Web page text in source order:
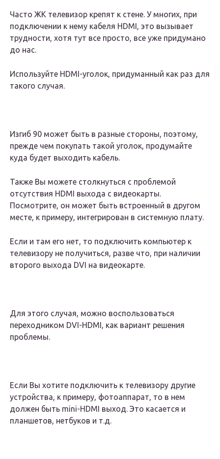
Часто ЖК телевизор крепят к стене. У многих, при
подключении к нему кабеля HDMI, это вызывает
трудности, хотя тут все просто, все уже придумано
до нас.
Используйте HDMI-уголок, придуманный как раз для
такого случая.
Изгиб 90 может быть в разные стороны, поэтому,
прежде чем покупать такой уголок, продумайте
куда будет выходить кабель.
Также Вы можете столкнуться с проблемой
отсутствия HDMI выхода с видеокарты.
Посмотрите, он может быть встроенный в другом
месте, к примеру, интегрирован в системную плату.
Если и там его нет, то подключить компьютер к
телевизору не получиться, разве что, при наличии
второго выхода DVI на видеокарте.
Для этого случая, можно воспользоваться
переходником DVI-HDMI, как вариант решения
проблемы.
Если Вы хотите подключить к телевизору другие
устройства, к примеру, фотоаппарат, то в нем
должен быть mini-HDMI выход. Это касается и
планшетов, нетбуков и т.д.